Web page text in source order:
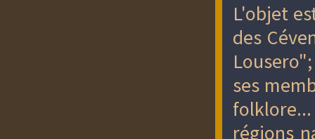
L'objet
des
ses
folklore...
régions